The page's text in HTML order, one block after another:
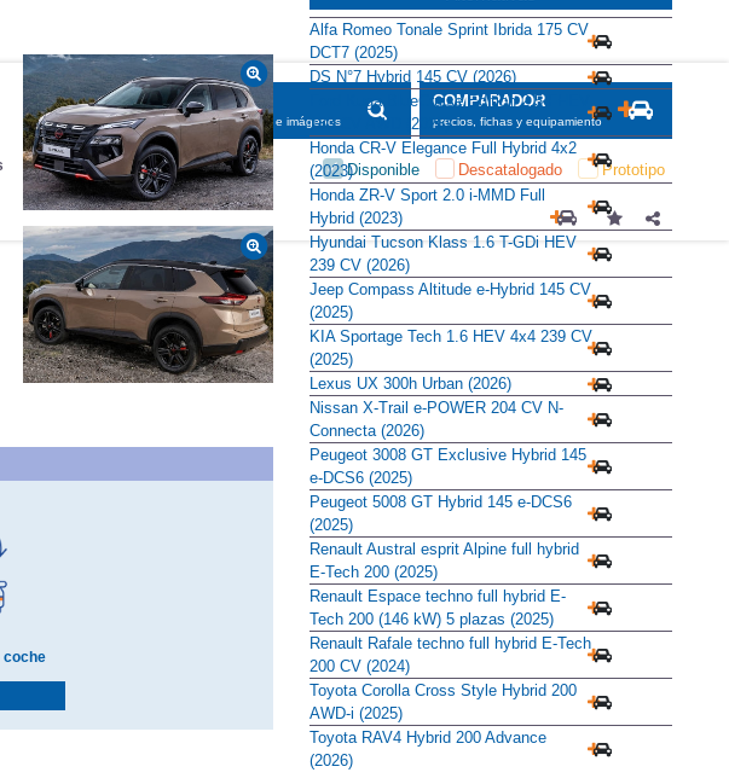
Alternativas
Alfa Romeo Tonale Sprint Ibrida 175 CV
DCT7 (2025)
DS N°7 Hybrid 145 CV (2026)
Ford Kuga BlueCruise Edition 2.5 FHEV
183 CV AWD (2026)
Honda CR-V Elegance Full Hybrid 4x2
(2023)
Honda ZR-V Sport 2.0 i-MMD Full
Hybrid (2023)
Hyundai Tucson Klass 1.6 T-GDi HEV
239 CV (2026)
Jeep Compass Altitude e-Hybrid 145 CV
(2025)
KIA Sportage Tech 1.6 HEV 4x4 239 CV
(2025)
Lexus UX 300h Urban (2026)
Nissan X-Trail e-POWER 204 CV N-
Connecta (2026)
Peugeot 3008 GT Exclusive Hybrid 145
e-DCS6 (2025)
Peugeot 5008 GT Hybrid 145 e-DCS6
(2025)
Renault Austral esprit Alpine full hybrid
E-Tech 200 (2025)
Renault Espace techno full hybrid E-
Tech 200 (146 kW) 5 plazas (2025)
Renault Rafale techno full hybrid E-Tech
200 CV (2024)
Toyota Corolla Cross Style Hybrid 200
AWD-i (2025)
Toyota RAV4 Hybrid 200 Advance